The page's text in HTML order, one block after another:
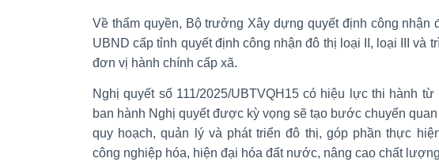
Về thẩm quyền, Bộ trưởng Xây dựng quyết định công nhận
UBND cấp tỉnh quyết định công nhận đô thị loại II, loại III và
đơn vị hành chính cấp xã.
Nghị quyết số 111/2025/UBTVQH15 có hiệu lực thi hành từ
ban hành Nghị quyết được kỳ vọng sẽ tạo bước chuyển
quy hoạch, quản lý và phát triển đô thị, góp phần thực
công nghiệp hóa, hiện đại hóa đất nước, nâng cao chất